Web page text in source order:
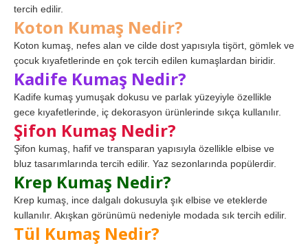
tercih edilir.
Koton Kumaş Nedir?
Koton kumaş, nefes alan ve cilde dost yapısıyla tişört, gömlek ve
çocuk kıyafetlerinde en çok tercih edilen kumaşlardan biridir.
Kadife Kumaş Nedir?
Kadife kumaş yumuşak dokusu ve parlak yüzeyiyle özellikle
gece kıyafetlerinde, iç dekorasyon ürünlerinde sıkça kullanılır.
Şifon Kumaş Nedir?
Şifon kumaş, hafif ve transparan yapısıyla özellikle elbise ve
bluz tasarımlarında tercih edilir. Yaz sezonlarında popülerdir.
Krep Kumaş Nedir?
Krep kumaş, ince dalgalı dokusuyla şık elbise ve eteklerde
kullanılır. Akışkan görünümü nedeniyle modada sık tercih edilir.
Tül Kumaş Nedir?